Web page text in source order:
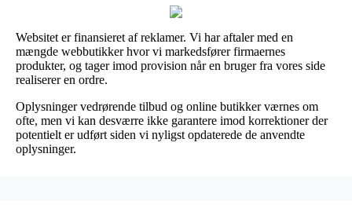
Websitet er finansieret af reklamer. Vi har aftaler med en
mængde webbutikker hvor vi markedsfører firmaernes
produkter, og tager imod provision når en bruger fra vores side
realiserer en ordre.
Oplysninger vedrørende tilbud og online butikker værnes om
ofte, men vi kan desværre ikke garantere imod korrektioner der
potentielt er udført siden vi nyligst opdaterede de anvendte
oplysninger.